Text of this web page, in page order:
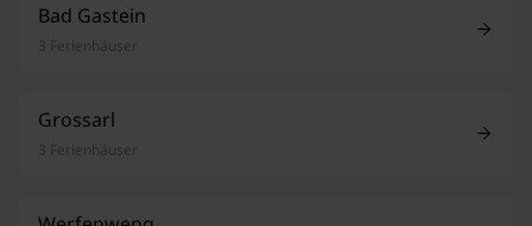
Bad Gastein
3 Ferienhäuser
Grossarl
3 Ferienhäuser